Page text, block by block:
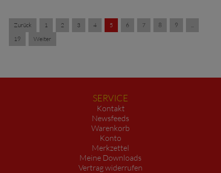
Zurück 1 2 3 4 5 6 7 8 9
19
Weiter
SERVICE
Kontakt
Newsfeeds
Warenkorb
Konto
Merkzettel
Meine Downloads
Vertrag widerrufen